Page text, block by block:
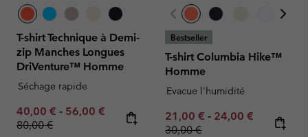
T-shirt Technique à Demi-
zip Manches Longues
DriVenture™ Homme
Séchage rapide
Minimum sale price:
40,00 € - Maximum sale price:
56,00 € Regular price:
80,00 €
Bestseller
T-shirt Columbia Hike™
Homme
Evacue l'humidité
Minimum sale price:
21,00 € - Maximum sale
24,00 € Regular
30,00 €